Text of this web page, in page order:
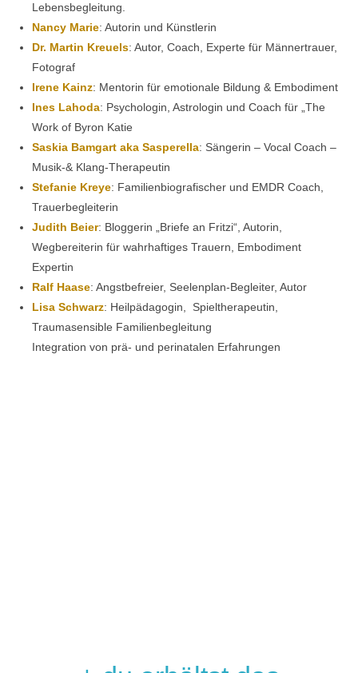
Lebensbegleitung.
Nancy Marie: Autorin und Künstlerin
Dr. Martin Kreuels: Autor, Coach, Experte für Männertrauer,
Fotograf
Irene Kainz: Mentorin für emotionale Bildung & Embodiment
Ines Lahoda: Psychologin, Astrologin und Coach für „The
Work of Byron Katie
Saskia Bamgart aka Sasperella: Sängerin – Vocal Coach –
Musik-& Klang-Therapeutin
Stefanie Kreye: Familienbiografischer und EMDR Coach,
Trauerbegleiterin
Judith Beier: Bloggerin „Briefe an Fritzi“, Autorin,
Wegbereiterin für wahrhaftiges Trauern, Embodiment
Expertin
Ralf Haase: Angstbefreier, Seelenplan-Begleiter, Autor
Lisa Schwarz: Heilpädagogin, Spieltherapeutin,
Traumasensible Familienbegleitung
Integration von prä- und perinatalen Erfahrungen